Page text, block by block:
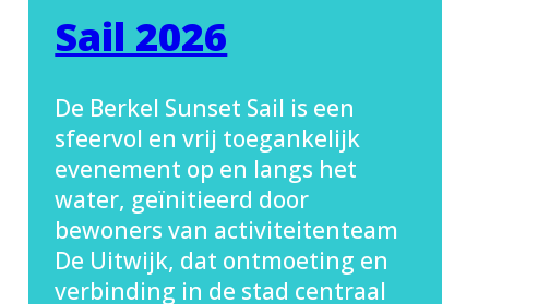
Sail 2026
De Berkel Sunset Sail is een
sfeervol en vrij toegankelijk
evenement op en langs het
water, geïnitieerd door
bewoners van activiteitenteam
De Uitwijk, dat ontmoeting en
verbinding in de stad centraal